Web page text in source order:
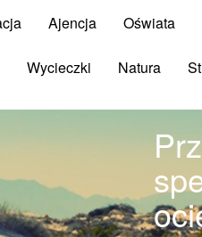
Ajencja Oświata
Wycieczki Natura